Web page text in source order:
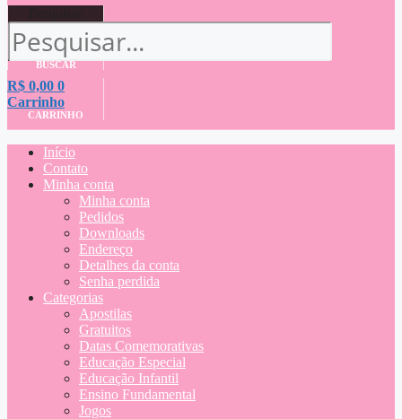
BUSCAR
R$ 0,00 0
Carrinho
CARRINHO
Início
Contato
Minha conta
Minha conta
Pedidos
Downloads
Endereço
Detalhes da conta
Senha perdida
Categorias
Apostilas
Gratuitos
Datas Comemorativas
Educação Especial
Educação Infantil
Ensino Fundamental
Jogos